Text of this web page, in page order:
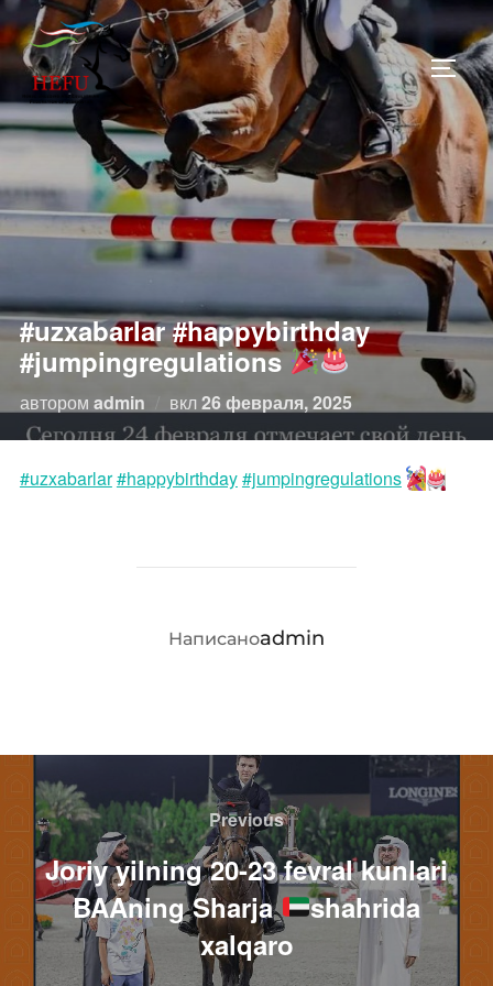
Перейти
к
содержимому
#uzxabarlar #happybirthday
#jumpingregulations
автором admin вклОпубликовано
26 февраля, 2025
#uzxabarlar#happybirthday#jumpingregulations
АВТОР ЗАПИСИ
Написаноadmin
Навигация
по
записям
Previous
Previous
Joriy yilning 20-23 fevral kunlari
BAAning Sharja
shahrida
xalqaro